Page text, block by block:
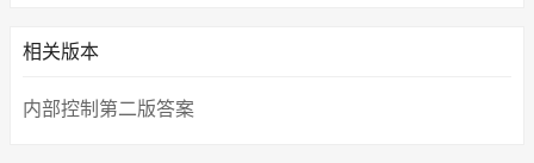
相关版本
内部控制第二版答案